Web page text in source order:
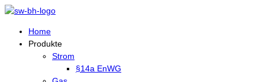
Home
Produkte
Strom
§14a EnWG